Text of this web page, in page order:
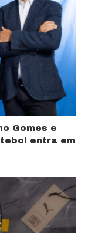
Gomes e
entra em